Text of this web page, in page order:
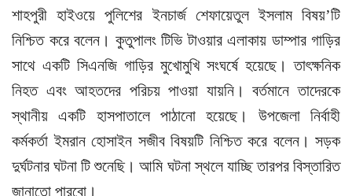
শাহপুরী হাইওয়ে পুলিশের ইনচার্জ শেফায়েতুল ইসলাম বিষয়’টি
নিশ্চিত করে বলেন। কুতুপালং টিভি টাওয়ার এলাকায় ডাম্পার গাড়ির
সাথে একটি সিএনজি গাড়ির মুখোমুখি সংঘর্ষে হয়েছে। তাৎক্ষনিক
নিহত এবং আহতদের পরিচয় পাওয়া যায়নি। বর্তমানে তাদেরকে
স্থানীয় একটি হাসপাতালে পাঠানো হয়েছে। উপজেলা নির্বাহী
কর্মকর্তা ইমরান হোসাইন সজীব বিষয়টি নিশ্চিত করে বলেন। সড়ক
দুর্ঘটনার ঘটনা টি শুনেছি। আমি ঘটনা স্থলে যাচ্ছি তারপর বিস্তারিত
জানাতো পারবো।